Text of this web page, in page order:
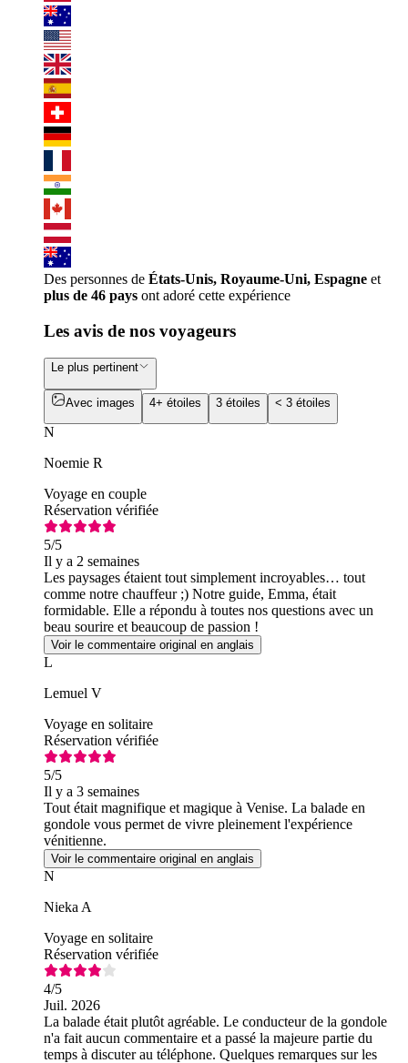
Des personnes de États-Unis, Royaume-Uni, Espagne et
plus de 46 pays ont adoré cette expérience
Les avis de nos voyageurs
Le plus pertinent
Avec images 4+ étoiles 3 étoiles < 3 étoiles
N
Noemie R
Voyage en couple
Réservation vérifiée
5/5
Il y a 2 semaines
Les paysages étaient tout simplement incroyables… tout
comme notre chauffeur ;) Notre guide, Emma, était
formidable. Elle a répondu à toutes nos questions avec un
beau sourire et beaucoup de passion !
Voir le commentaire original en anglais
L
Lemuel V
Voyage en solitaire
Réservation vérifiée
5/5
Il y a 3 semaines
Tout était magnifique et magique à Venise. La balade en
gondole vous permet de vivre pleinement l'expérience
vénitienne.
Voir le commentaire original en anglais
N
Nieka A
Voyage en solitaire
Réservation vérifiée
4/5
Juil. 2026
La balade était plutôt agréable. Le conducteur de la gondole
n'a fait aucun commentaire et a passé la majeure partie du
temps à discuter au téléphone. Quelques remarques sur les